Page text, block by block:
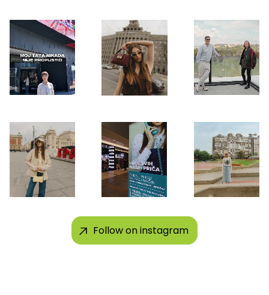
Follow on instagram